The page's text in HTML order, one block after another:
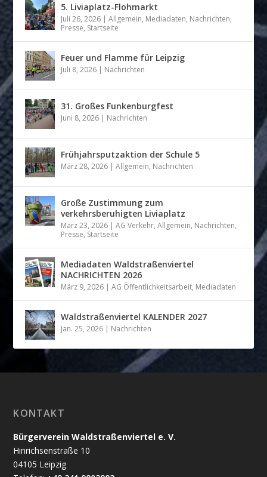
5. Liviaplatz-Flohmarkt
Juli 26, 2026 |Allgemein, Mediadaten, Nachrichten,
Presse, Startseite
Feuer und Flamme für Leipzig
Juli 8, 2026 | Nachrichten
31. Großes Funkenburgfest
Juni 8, 2026 | Nachrichten
Frühjahrsputzaktion der Schule 5
März 28, 2026 |Allgemein, Nachrichten
Große Zustimmung zum
verkehrsberuhigten Liviaplatz
März 23, 2026 |AG Verkehr,Allgemein, Nachrichten,
Presse, Startseite
Mediadaten Waldstraßenviertel
NACHRICHTEN 2026
März 9, 2026 |AG Öffentlichkeitsarbeit, Mediadaten
Waldstraßenviertel KALENDER 2027
Jan. 25, 2026 | Nachrichten
KONTAKT
Bürgerverein Waldstraßenviertel e. V.
Hinrichsenstraße 10
04105 Leipzig